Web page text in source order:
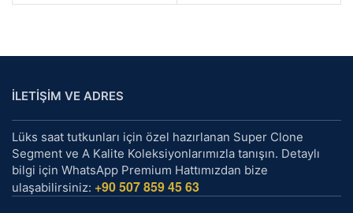
İLETİŞİM VE ADRES
Lüks saat tutkunları için özel hazırlanan Super Clone
Segment ve A Kalite Koleksiyonlarımızla tanışın. Detaylı
bilgi için WhatsApp Premium Hattımızdan bize
ulaşabilirsiniz: +90 507 859 45 63